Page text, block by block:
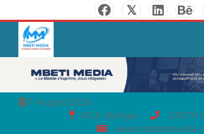
7 August 2026
RCA, Bangui
236 76